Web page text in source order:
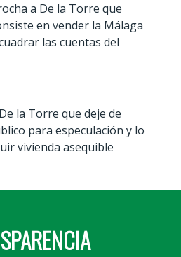
a De la Torre que
en vender la Málaga
las cuentas del
la Torre que deje de
para especulación y lo
vivienda asequible